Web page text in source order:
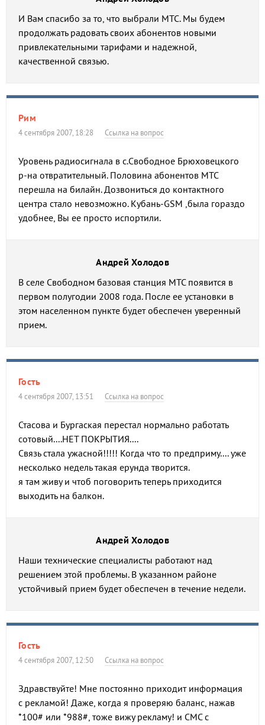
И Вам спасибо за то, что выбрали МТС. Мы будем
продолжать радовать своих абонентов новыми
привлекательными тарифами и надежной,
качественной связью.
Рим
4 сентября 2007, 18:28 Ссылка на вопрос
Уровень радиосигнала в с.Свободное Брюховецкого
р-на отвратительный. Половина абонентов МТС
перешла на билайн. Дозвониться до контактного
центра стало невозможно. Кубань-GSM ,была гораздо
удобнее, Вы ее просто испортили.
Андрей Холодов
В селе Свободном базовая станция МТС появится в
первом полугодии 2008 года. После ее установки в
этом населенном пункте будет обеспечен уверенный
прием.
Гость
4 сентября 2007, 13:51 Ссылка на вопрос
Стасова и Бургаская перестал нормально работать
сотовый....НЕТ ПОКРЫТИЯ....
Связь стала ужасной!!!!! Когда что то предприму.... уже
несколько недель такая ерунда творится.
я там живу и чтоб поговорить теперь приходится
выходить на балкон.
Андрей Холодов
Наши технические специалисты работают над
решением этой проблемы. В указанном районе
устойчивый прием будет обеспечен в течение недели.
Гость
4 сентября 2007, 12:50 Ссылка на вопрос
Здравствуйте! Мне постоянно приходит информация
с рекламой! Даже, когда я проверяю баланс, нажав
*100# или *988#, тоже вижу рекламу! и СМС с